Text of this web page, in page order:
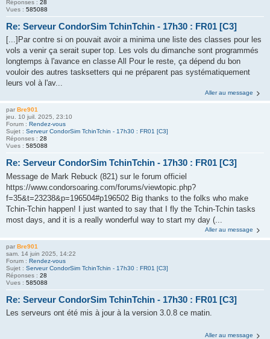
Réponses : 28
Vues : 585088
Re: Serveur CondorSim TchinTchin - 17h30 : FR01 [C3]
[...]Par contre si on pouvait avoir a minima une liste des classes pour les
vols a venir ça serait super top. Les vols du dimanche sont programmés
longtemps à l'avance en classe All Pour le reste, ça dépend du bon
vouloir des autres tasksetters qui ne préparent pas systématiquement
leurs vol à l'av...
Aller au message
par Bre901
jeu. 10 juil. 2025, 23:10
Forum : Rendez-vous
Sujet : Serveur CondorSim TchinTchin - 17h30 : FR01 [C3]
Réponses : 28
Vues : 585088
Re: Serveur CondorSim TchinTchin - 17h30 : FR01 [C3]
Message de Mark Rebuck (821) sur le forum officiel
https://www.condorsoaring.com/forums/viewtopic.php?
f=35&t=23238&p=196504#p196502 Big thanks to the folks who make
Tchin-Tchin happen! I just wanted to say that I fly the Tchin-Tchin tasks
most days, and it is a really wonderful way to start my day (...
Aller au message
par Bre901
sam. 14 juin 2025, 14:22
Forum : Rendez-vous
Sujet : Serveur CondorSim TchinTchin - 17h30 : FR01 [C3]
Réponses : 28
Vues : 585088
Re: Serveur CondorSim TchinTchin - 17h30 : FR01 [C3]
Les serveurs ont été mis à jour à la version 3.0.8 ce matin.
Aller au message